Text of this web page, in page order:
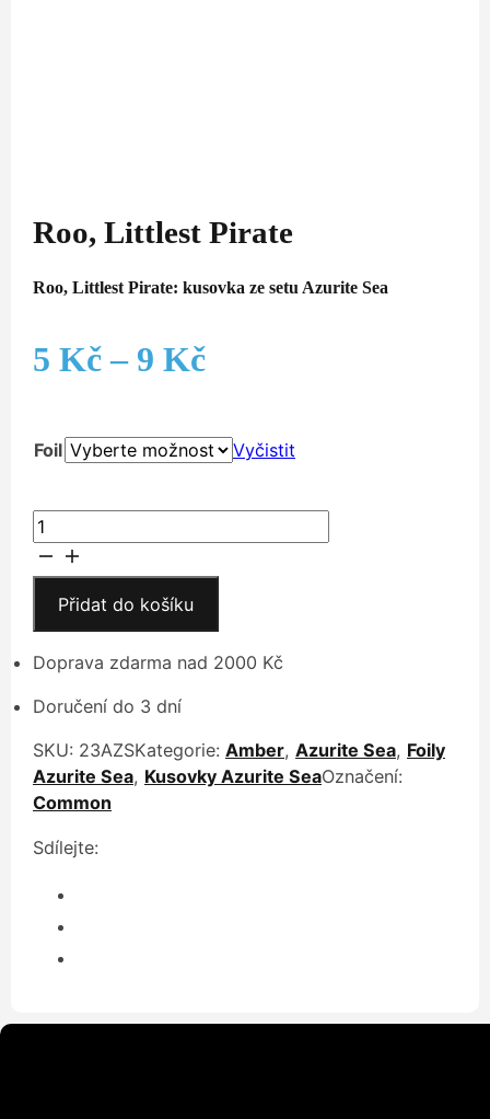
Roo, Littlest Pirate
Roo, Littlest Pirate: kusovka ze setu Azurite Sea
5 Kč – 9 KčRozpětí
5 Kč
až
9 Kč
Foil Vyčistit
Roo,
Littlest
Pirate
množství
Přidat do košíku
Doprava zdarma nad 2000 Kč
Doručení do 3 dní
SKU: 23AZSKategorie: Amber, Azurite Sea, Foily
Azurite Sea, Kusovky Azurite SeaOznačení:
Common
Sdílejte: